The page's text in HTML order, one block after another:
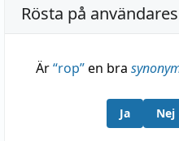
Rösta på
Är“rop”en bra
Ja Nej